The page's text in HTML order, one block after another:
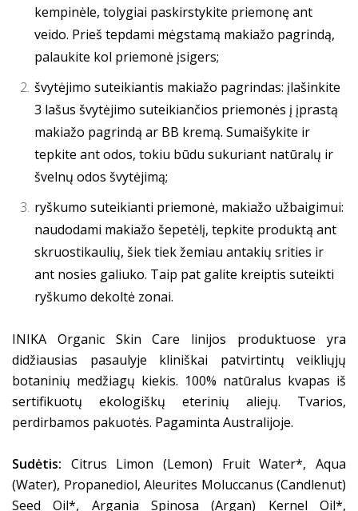
kempinėle, tolygiai paskirstykite priemonę ant
veido. Prieš tepdami mėgstamą makiažo pagrindą,
palaukite kol priemonė įsigers;
švytėjimo suteikiantis makiažo pagrindas: įlašinkite
3 lašus švytėjimo suteikiančios priemonės į įprastą
makiažo pagrindą ar BB kremą. Sumaišykite ir
tepkite ant odos, tokiu būdu sukuriant natūralų ir
švelnų odos švytėjimą;
ryškumo suteikianti priemonė, makiažo užbaigimui:
naudodami makiažo šepetėlį, tepkite produktą ant
skruostikaulių, šiek tiek žemiau antakių srities ir
ant nosies galiuko. Taip pat galite kreiptis suteikti
ryškumo dekoltė zonai.
INIKA Organic Skin Care linijos produktuose yra
didžiausias pasaulyje kliniškai patvirtintų veikliųjų
botaninių medžiagų kiekis. 100% natūralus kvapas iš
sertifikuotų ekologiškų eterinių aliejų. Tvarios,
perdirbamos pakuotės. Pagaminta Australijoje.
Sudėtis: Citrus Limon (Lemon) Fruit Water*, Aqua
(Water), Propanediol, Aleurites Moluccanus (Candlenut)
Seed Oil*, Argania Spinosa (Argan) Kernel Oil*,